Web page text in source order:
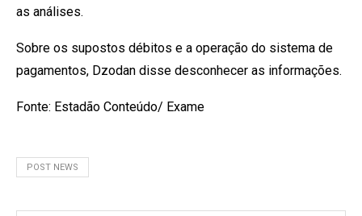
as análises.
Sobre os supostos débitos e a operação do sistema de
pagamentos, Dzodan disse desconhecer as informações.
Fonte: Estadão Conteúdo/ Exame
POST NEWS